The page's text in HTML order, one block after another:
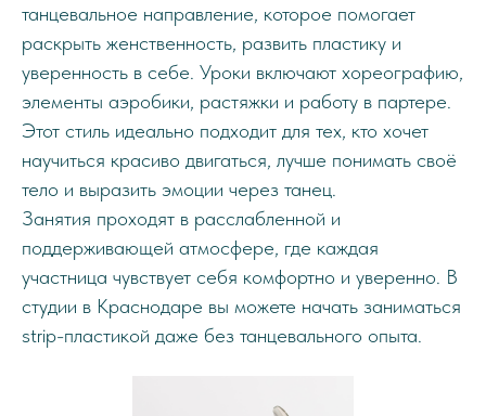
танцевальное направление, которое помогает
раскрыть женственность, развить пластику и
уверенность в себе. Уроки включают хореографию,
элементы аэробики, растяжки и работу в партере.
Этот стиль идеально подходит для тех, кто хочет
научиться красиво двигаться, лучше понимать своё
тело и выразить эмоции через танец.
Занятия проходят в расслабленной и
поддерживающей атмосфере, где каждая
участница чувствует себя комфортно и уверенно. В
студии в Краснодаре вы можете начать заниматься
strip-пластикой даже без танцевального опыта.